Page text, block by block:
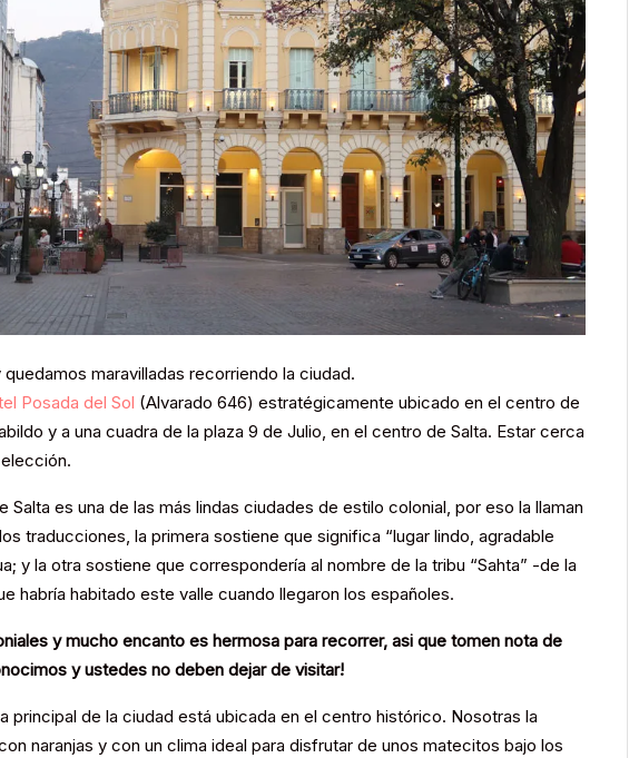
quedamos maravilladas recorriendo la ciudad.
Posada del Sol (Alvarado 646) estratégicamente ubicado en el centro de
y a una cuadra de la plaza 9 de Julio, en el centro de Salta. Estar cerca
Salta es una de las más lindas ciudades de estilo colonial, por eso la llaman
traducciones, la primera sostiene que significa “lugar lindo, agradable
y la otra sostiene que correspondería al nombre de la tribu “Sahta” -de la
habría habitado este valle cuando llegaron los españoles.
y mucho encanto es hermosa para recorrer, asi que tomen nota de
y ustedes no deben dejar de visitar!
principal de la ciudad está ubicada en el centro histórico. Nosotras la
naranjas y con un clima ideal para disfrutar de unos matecitos bajo los